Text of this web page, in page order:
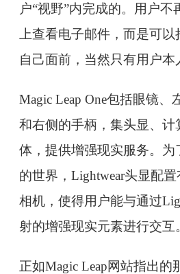
户“视野”内完成的。用户
上查看电子邮件，而是可
自己面前，当然只有用户本
Magic Leap One包括眼镜、
和右侧的手柄，集头显、计
体，提供增强现实服务。为
的世界，Lightwear头显配
相机，使得用户能与通过
射的增强现实元素进行交互
正如Magic Leap网站指出的